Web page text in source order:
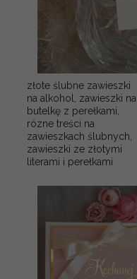
złote ślubne zawieszki
na alkohol, zawieszki na
butelkę z perełkami,
rózne treści na
zawieszkach ślubnych,
zawieszki ze złotymi
literami i perełkami